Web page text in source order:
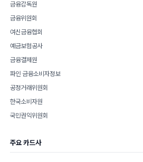
금융감독원
금융위원회
여신금융협회
예금보험공사
금융결제원
파인 금융소비자정보
공정거래위원회
한국소비자원
국민권익위원회
주요 카드사